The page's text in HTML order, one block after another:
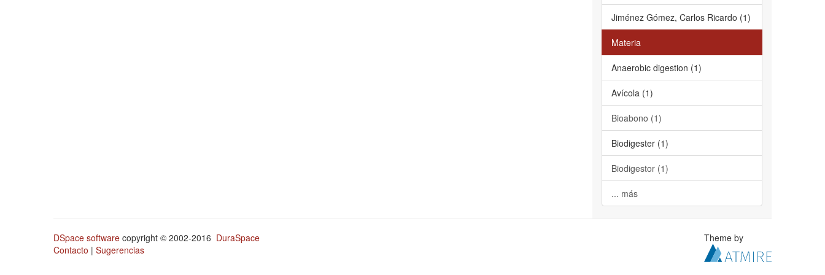
Jiménez Gómez, Carlos Ricardo (1)
Materia
Anaerobic digestion (1)
Avícola (1)
Bioabono (1)
Biodigester (1)
Biodigestor (1)
... más
DSpace software copyright © 2002-2016 DuraSpace
Contacto | Sugerencias
Theme by